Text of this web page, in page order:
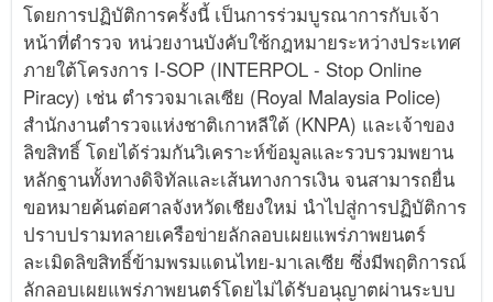
โดยการปฏิบัติการครั้งนี้ เป็นการร่วมบูรณาการกับเจ้า
หน้าที่ตำรวจ หน่วยงานบังคับใช้กฎหมายระหว่างประเทศ
ภายใต้โครงการ I-SOP (INTERPOL - Stop Online
Piracy) เช่น ตำรวจมาเลเซีย (Royal Malaysia Police)
สำนักงานตำรวจแห่งชาติเกาหลีใต้ (KNPA) และเจ้าของ
ลิขสิทธิ์ โดยได้ร่วมกันวิเคราะห์ข้อมูลและรวบรวมพยาน
หลักฐานทั้งทางดิจิทัลและเส้นทางการเงิน จนสามารถยื่น
ขอหมายค้นต่อศาลจังหวัดเชียงใหม่ นำไปสู่การปฏิบัติการ
ปราบปรามทลายเครือข่ายลักลอบเผยแพร่ภาพยนตร์
ละเมิดลิขสิทธิ์ข้ามพรมแดนไทย-มาเลเซีย ซึ่งมีพฤติการณ์
ลักลอบเผยแพร่ภาพยนตร์โดยไม่ได้รับอนุญาตผ่านระบบ